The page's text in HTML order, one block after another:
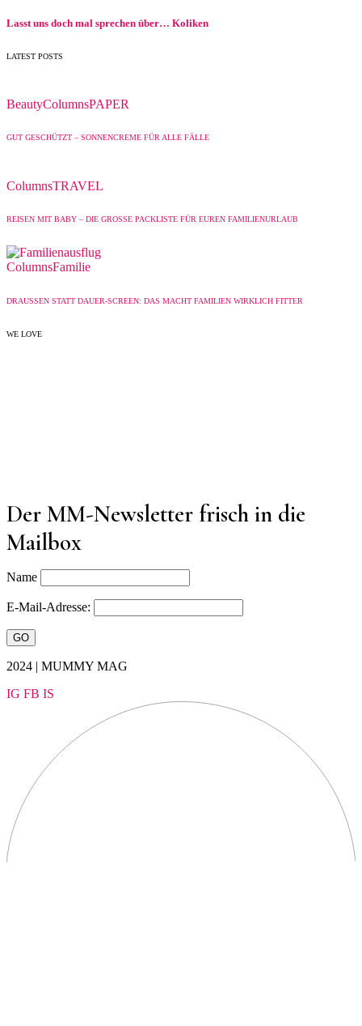
Lasst uns doch mal sprechen über… Koliken
LATEST POSTS
BeautyColumnsPAPER
GUT GESCHÜTZT – SONNENCREME FÜR ALLE FÄLLE
ColumnsTRAVEL
REISEN MIT BABY – DIE GROSSE PACKLISTE FÜR EUREN FAMILIENURLAUB
ColumnsFamilie
DRAUSSEN STATT DAUER-SCREEN: DAS MACHT FAMILIEN WIRKLICH FITTER
WE LOVE
Der MM-Newsletter frisch in die
Mailbox
Name
E-Mail-Adresse:
2024 | MUMMY MAG
IG FB IS